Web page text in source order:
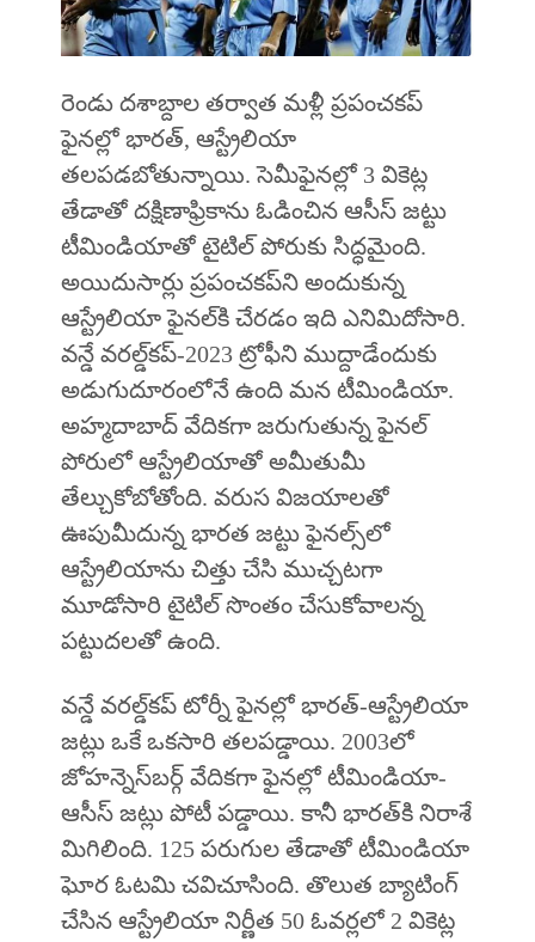
రెండు దశాబ్దాల తర్వాత మళ్లీ ప్రపంచకప్‌
ఫైనల్లో భారత్‌, ఆస్ట్రేలియా
తలపడబోతున్నాయి. సెమీఫైనల్లో 3 వికెట్ల
తేడాతో దక్షిణాఫ్రికాను ఓడించిన ఆసీస్‌ జట్టు
టీమిండియాతో టైటిల్‌ పోరుకు సిద్ధమైంది.
అయిదుసార్లు ప్రపంచకప్‌ని అందుకున్న
ఆస్ట్రేలియా ఫైనల్‌కి చేరడం ఇది ఎనిమిదోసారి.
వన్డే వరల్డ్‌కప్‌-2023 ట్రోఫీని ముద్దాడేందుకు
అడుగుదూరంలోనే ఉంది మన టీమిండియా.
అహ్మదాబాద్‌ వేదికగా జరుగుతున్న ఫైనల్‌
పోరులో ఆస్ట్రేలియాతో అమీతుమీ
తేల్చుకోబోతోంది. వరుస విజయాలతో
ఊపుమీదున్న భారత జట్టు ఫైనల్స్‌లో
ఆస్ట్రేలియాను చిత్తు చేసి ముచ్చటగా
మూడోసారి టైటిల్‌ సొంతం చేసుకోవాలన్న
పట్టుదలతో ఉంది.
వన్డే వరల్డ్‌కప్‌ టోర్నీ ఫైనల్లో భారత్‌-ఆస్ట్రేలియా
జట్లు ఒకే ఒకసారి తలపడ్డాయి. 2003లో
జోహన్నెస్‌బర్గ్ వేదికగా ఫైనల్లో టీమిండియా-
ఆసీస్‌ జట్లు పోటీ పడ్డాయి. కానీ భారత్‌కి నిరాశే
మిగిలింది. 125 పరుగుల తేడాతో టీమిండియా
ఘోర ఓటమి చవిచూసింది. తొలుత బ్యాటింగ్‌
చేసిన ఆస్ట్రేలియా నిర్ణీత 50 ఓవర్లలో 2 వికెట్ల